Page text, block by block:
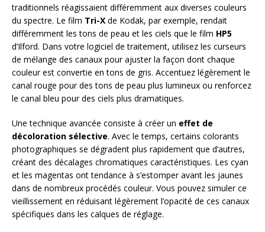
traditionnels réagissaient différemment aux diverses couleurs
du spectre. Le film Tri-X de Kodak, par exemple, rendait
différemment les tons de peau et les ciels que le film HP5
d’Ilford. Dans votre logiciel de traitement, utilisez les curseurs
de mélange des canaux pour ajuster la façon dont chaque
couleur est convertie en tons de gris. Accentuez légèrement le
canal rouge pour des tons de peau plus lumineux ou renforcez
le canal bleu pour des ciels plus dramatiques.
Une technique avancée consiste à créer un effet de
décoloration sélective. Avec le temps, certains colorants
photographiques se dégradent plus rapidement que d’autres,
créant des décalages chromatiques caractéristiques. Les cyan
et les magentas ont tendance à s’estomper avant les jaunes
dans de nombreux procédés couleur. Vous pouvez simuler ce
vieillissement en réduisant légèrement l’opacité de ces canaux
spécifiques dans les calques de réglage.